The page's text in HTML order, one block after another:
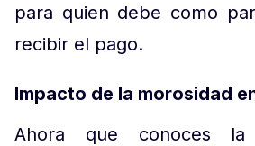
para quien debe como
recibir el pago.
Impacto de la morosidad
Ahora que conoces la